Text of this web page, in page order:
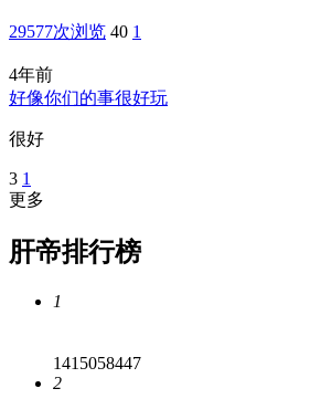
29577次浏览 40 1
4年前
好像你们的事很好玩
很好
3 1
更多
肝帝排行榜
1
1415058447
2